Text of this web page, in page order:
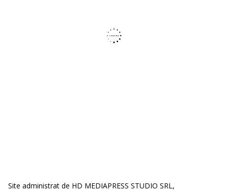
Site administrat de HD MEDIAPRESS STUDIO SRL,